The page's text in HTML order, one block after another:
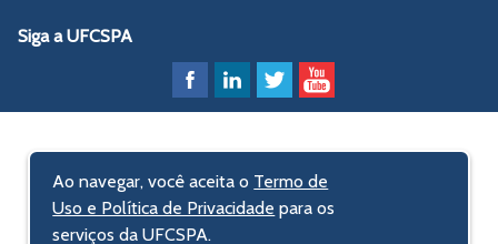
Siga a UFCSPA
Ao navegar, você aceita o Termo de
Uso e Política de Privacidade para os
serviços da UFCSPA.